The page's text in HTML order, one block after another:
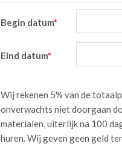
Begin datum*
Eind datum*
Wij rekenen 5% van de
onverwachts niet doorgaan
materialen, uiterlijk na 100
huren. Wij geven geen geld